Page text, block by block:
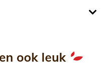
ook leuk